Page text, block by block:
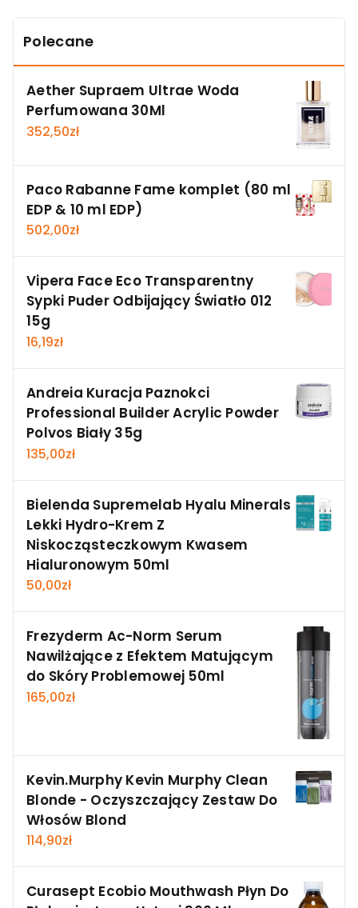
Polecane
Aether Supraem Ultrae Woda
Perfumowana 30Ml
352,50zł
Paco Rabanne Fame komplet (80 ml
EDP & 10 ml EDP)
502,00zł
Vipera Face Eco Transparentny
Sypki Puder Odbijający Światło 012
15g
16,19zł
Andreia Kuracja Paznokci
Professional Builder Acrylic Powder
Polvos Biały 35g
135,00zł
Bielenda Supremelab Hyalu Minerals
Lekki Hydro-Krem Z
Niskocząsteczkowym Kwasem
Hialuronowym 50ml
50,00zł
Frezyderm Ac-Norm Serum
Nawilżające z Efektem Matującym
do Skóry Problemowej 50ml
165,00zł
Kevin.Murphy Kevin Murphy Clean
Blonde - Oczyszczający Zestaw Do
Włosów Blond
114,90zł
Curasept Ecobio Mouthwash Płyn Do